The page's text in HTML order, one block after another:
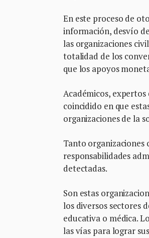
En este proceso de
información, desvío
las organizaciones
totalidad de los
que los apoyos
Académicos,
coincidido en que
organizaciones de la
Tanto organizaciones
responsabilidades
detectadas.
Son estas
los diversos sectores
educativa o médica.
las vías para lograr